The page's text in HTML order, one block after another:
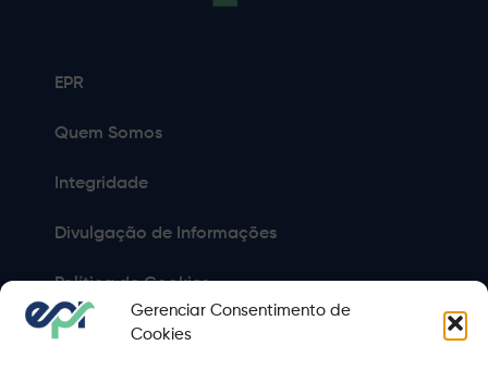
Gerenciar Consentimento de
Cookies
EPR
Quem Somos
Integridade
Divulgação de Informações
Política de Cookies
Política de Privacidade